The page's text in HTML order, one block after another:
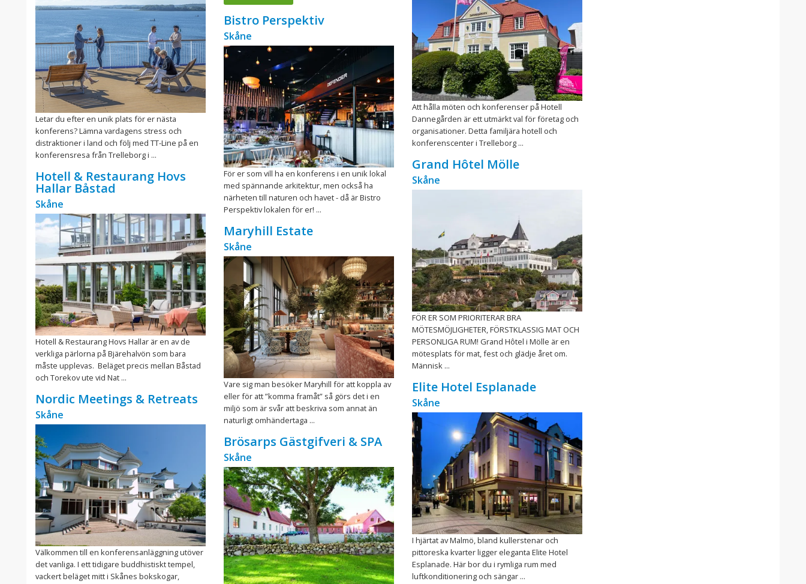
Letar du efter en unik plats för er nästa
konferens? Lämna vardagens stress och
distraktioner i land och följ med TT-Line på en
konferensresa från Trelleborg i ...
Hotell & Restaurang Hovs
Hallar Båstad
Skåne
Hotell & Restaurang Hovs Hallar är en av de
verkliga pärlorna på Bjärehalvön som bara
måste upplevas. Beläget precis mellan Båstad
och Torekov ute vid Nat ...
Nordic Meetings & Retreats
Skåne
Välkommen till en konferensanläggning utöver
det vanliga. I ett tidigare buddhistiskt tempel,
vackert beläget mitt i Skånes bokskogar,
Bistro Perspektiv
Skåne
För er som vill ha en konferens i en unik lokal
med spännande arkitektur, men också ha
närheten till naturen och havet - då är Bistro
Perspektiv lokalen för er! ...
Maryhill Estate
Skåne
Vare sig man besöker Maryhill för att koppla av
eller för att ”komma framåt” så görs det i en
miljö som är svår att beskriva som annat än
naturligt omhändertaga ...
Brösarps Gästgifveri & SPA
Skåne
Att hålla möten och konferenser på Hotell
Dannegården är ett utmärkt val för företag och
organisationer. Detta familjära hotell och
konferenscenter i Trelleborg ...
Grand Hôtel Mölle
Skåne
FÖR ER SOM PRIORITERAR BRA
MÖTESMÖJLIGHETER, FÖRSTKLASSIG MAT OCH
PERSONLIGA RUM! Grand Hôtel i Mölle är en
mötesplats för mat, fest och glädje året om.
Människ ...
Elite Hotel Esplanade
Skåne
I hjärtat av Malmö, bland kullerstenar och
pittoreska kvarter ligger eleganta Elite Hotel
Esplanade. Här bor du i rymliga rum med
luftkonditionering och sängar ...